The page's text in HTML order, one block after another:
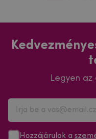
Legyen az
Hozzájárulok a
feldolgozásához.